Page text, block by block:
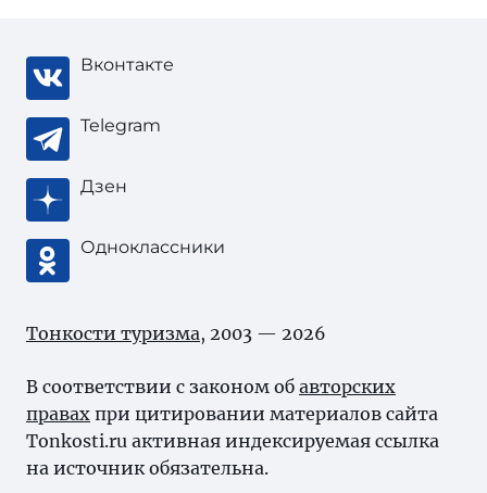
Вконтакте
Telegram
Дзен
Одноклассники
Тонкости туризма, 2003 — 2026
В соответствии с законом об авторских
правах при цитировании материалов сайта
Tonkosti.ru активная индексируемая ссылка
на источник обязательна.